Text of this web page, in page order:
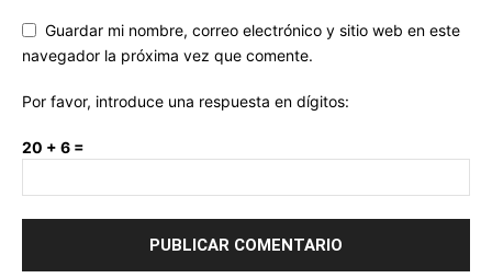
Guardar mi nombre, correo electrónico y sitio web en este
navegador la próxima vez que comente.
Por favor, introduce una respuesta en dígitos:
20 + 6 =